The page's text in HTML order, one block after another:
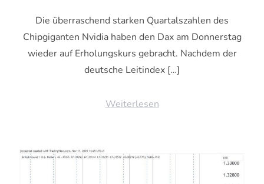
Die überraschend starken Quartalszahlen des
Chipgiganten Nvidia haben den Dax am Donnerstag
wieder auf Erholungskurs gebracht. Nachdem der
deutsche Leitindex […]
Weiterlesen